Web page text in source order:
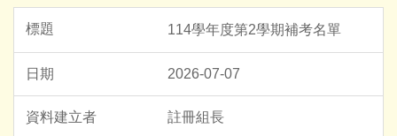
114學年度第2學期補考名單
2026-07-07
註冊組長